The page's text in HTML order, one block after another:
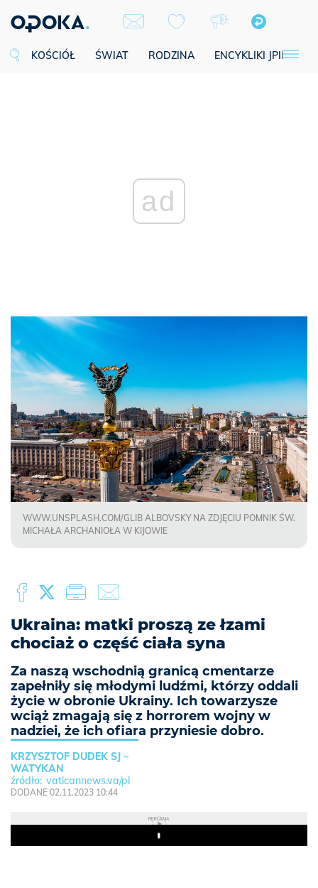
KOŚCIÓŁ ŚWIAT RODZINA ENCYKLIKI JPII
ad
WWW.UNSPLASH.COM/GLIB ALBOVSKY NA ZDJĘCIU POMNIK ŚW.
MICHAŁA ARCHANIOŁA W KIJOWIE
Ukraina: matki proszą ze łzami
chociaż o część ciała syna
Za naszą wschodnią granicą cmentarze
zapełniły się młodymi ludźmi, którzy oddali
życie w obronie Ukrainy. Ich towarzysze
wciąż zmagają się z horrorem wojny w
nadziei, że ich ofiara przyniesie dobro.
KRZYSZTOF DUDEK SJ –
WATYKAN
vaticannews.va/pl
DODANE 02.11.2023 10:44
REKLAMA
Play